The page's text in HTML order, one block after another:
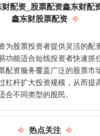
配资_股票配资鑫东财配
鑫东财股票配资
为股票投资者提供灵活的配
功能适合短线投资者快速抓
配资服务覆盖广泛的股票市
杠杆扩大投资规模，从而提
合不同类型的股民。
热点关注